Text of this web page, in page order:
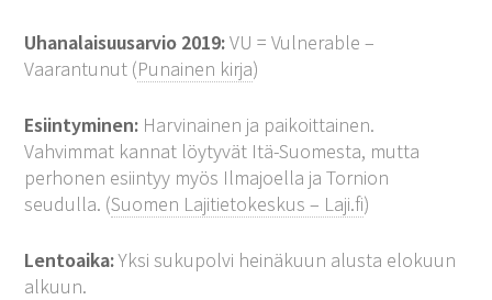
Uhanalaisuusarvio 2019:VU = Vulnerable –
Vaarantunut (Punainen kirja)
Esiintyminen: Harvinainen ja paikoittainen.
Vahvimmat kannat löytyvät Itä-Suomesta, mutta
perhonen esiintyy myös Ilmajoella ja Tornion
seudulla. (Suomen Lajitietokeskus – Laji.fi)
Lentoaika:Yksi sukupolvi heinäkuun alusta elokuun
alkuun.